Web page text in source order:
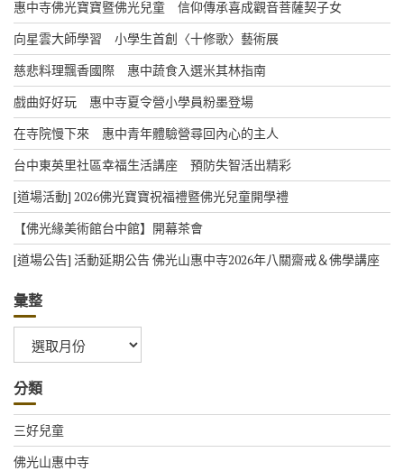
惠中寺佛光寶寶暨佛光兒童 信仰傳承喜成觀音菩薩契子女
向星雲大師學習 小學生首創〈十修歌〉藝術展
慈悲料理飄香國際 惠中蔬食入選米其林指南
戲曲好好玩 惠中寺夏令營小學員粉墨登場
在寺院慢下來 惠中青年體驗營尋回內心的主人
台中東英里社區幸福生活講座 預防失智活出精彩
[道場活動] 2026佛光寶寶祝福禮暨佛光兒童開學禮
【佛光緣美術館台中館】開幕茶會
[道場公告] 活動延期公告 佛光山惠中寺2026年八關齋戒＆佛學講座
彙整
整
分類
三好兒童
佛光山惠中寺